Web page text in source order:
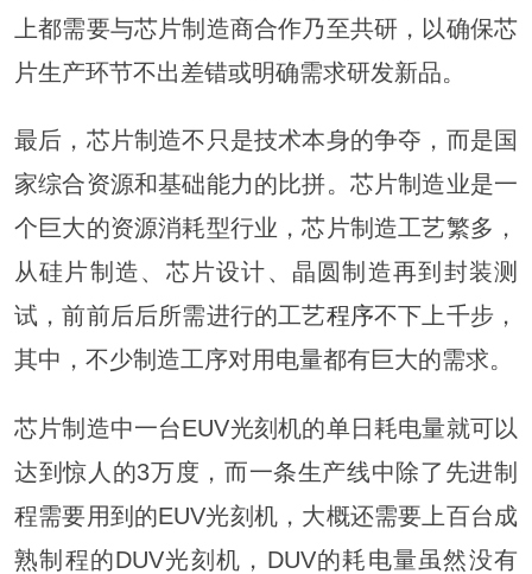
上都需要与芯片制造商合作乃至共研，以确保芯
片生产环节不出差错或明确需求研发新品。
最后，芯片制造不只是技术本身的争夺，而是国
家综合资源和基础能力的比拼。芯片制造业是一
个巨大的资源消耗型行业，芯片制造工艺繁多，
从硅片制造、芯片设计、晶圆制造再到封装测
试，前前后后所需进行的工艺程序不下上千步，
其中，不少制造工序对用电量都有巨大的需求。
芯片制造中一台EUV光刻机的单日耗电量就可以
达到惊人的3万度，而一条生产线中除了先进制
程需要用到的EUV光刻机，大概还需要上百台成
熟制程的DUV光刻机，DUV的耗电量虽然没有